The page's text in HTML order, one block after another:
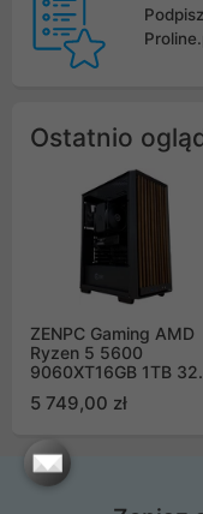
Ostatnio
ZENPC Gaming AMD
Ryzen 5 5600
9060XT16GB 1TB
5 749,00 zł